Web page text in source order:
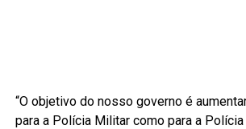
“O objetivo do nosso governo é
para a Polícia Militar como para a